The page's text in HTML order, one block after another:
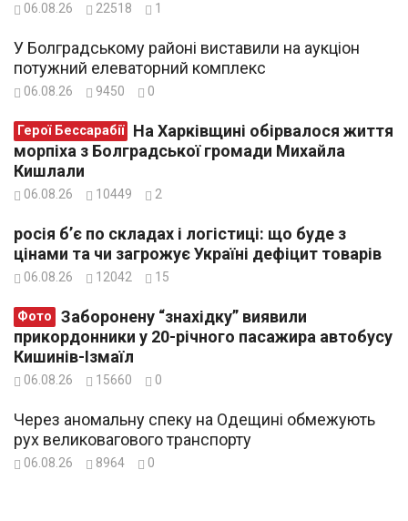
06.08.26 22518 1
У Болградському районі виставили на аукціон
потужний елеваторний комплекс
06.08.26 9450 0
Герої Бессарабії
морпіха з Болградської громади Михайла
Кишлали
06.08.26 10449 2
росія б’є по складах і логістиці: що буде з
цінами та чи загрожує Україні дефіцит товарів
06.08.26 12042 15
Фото
прикордонники у 20-річного пасажира автобусу
Кишинів-Ізмаїл
06.08.26 15660 0
Через аномальну спеку на Одещині обмежують
рух великовагового транспорту
06.08.26 8964 0